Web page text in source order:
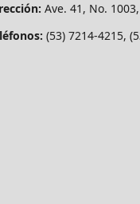
Ave. 41, No.
(53) 7214-4215,